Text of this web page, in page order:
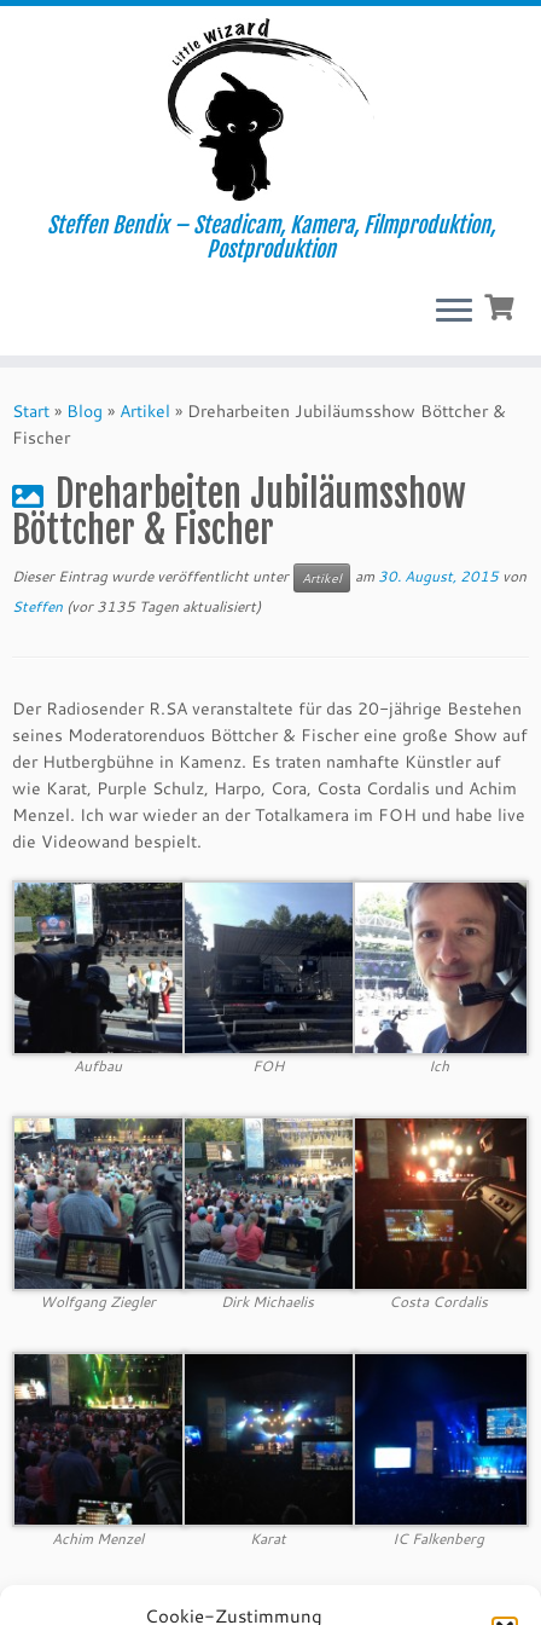
Cookie-Zustimmung
Inhalt
springen
Steffen Bendix – Steadicam, Kamera, Filmproduktion,
Postproduktion
Start » Blog » Artikel » Dreharbeiten Jubiläumsshow Böttcher &
Fischer
Dreharbeiten Jubiläumsshow
Böttcher & Fischer
Dieser Eintrag wurde veröffentlicht unter Artikel am 30. August, 2015 von
Steffen (vor 3135 Tagen aktualisiert)
Der Radiosender R.SA veranstaltete für das 20-jährige Bestehen
seines Moderatorenduos Böttcher & Fischer eine große Show auf
der Hutbergbühne in Kamenz. Es traten namhafte Künstler auf
wie Karat, Purple Schulz, Harpo, Cora, Costa Cordalis und Achim
Menzel. Ich war wieder an der Totalkamera im FOH und habe live
die Videowand bespielt.
Aufbau FOH Ich
Wolfgang Ziegler Dirk Michaelis Costa Cordalis
Achim Menzel Karat IC Falkenberg